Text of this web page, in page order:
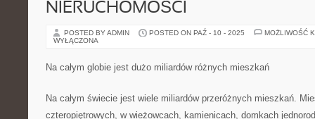
NIERUCHOMOŚCI
POSTED BY ADMIN POSTED ON PAŹ - 10 - 2025
MOŻLIWOŚĆ
WYŁĄCZONA
Na całym globie jest dużo miliardów różnych mieszkań
Na całym świecie jest wiele miliardów przeróżnych mieszkań.
czteropiętrowych, w wieżowcach, kamienicach, domkach